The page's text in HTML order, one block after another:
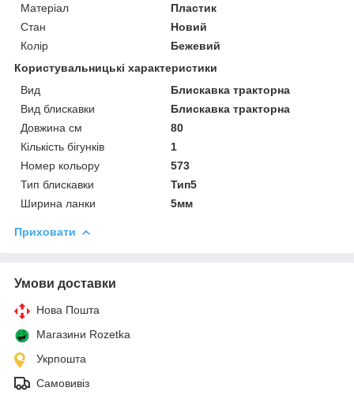
Матеріал
Пластик
Стан
Новий
Колір
Бежевий
Користувальницькі характеристики
Вид
Блискавка тракторна
Вид блискавки
Блискавка тракторна
Довжина см
80
Кількість бігунків
1
Номер кольору
573
Тип блискавки
Тип5
Ширина ланки
5мм
Приховати
Умови доставки
Нова Пошта
Магазини Rozetka
Укрпошта
Самовивіз